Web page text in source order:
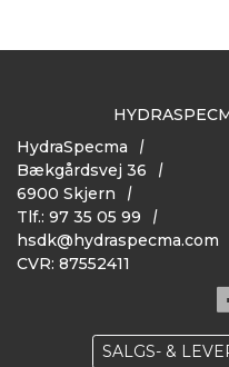
HydraSpecma
Bækgårdsvej 36
6900 Skjern
Tlf.: 97 35 05 99
hsdk@hydraspecma.com
CVR: 87552411
SALGS- &